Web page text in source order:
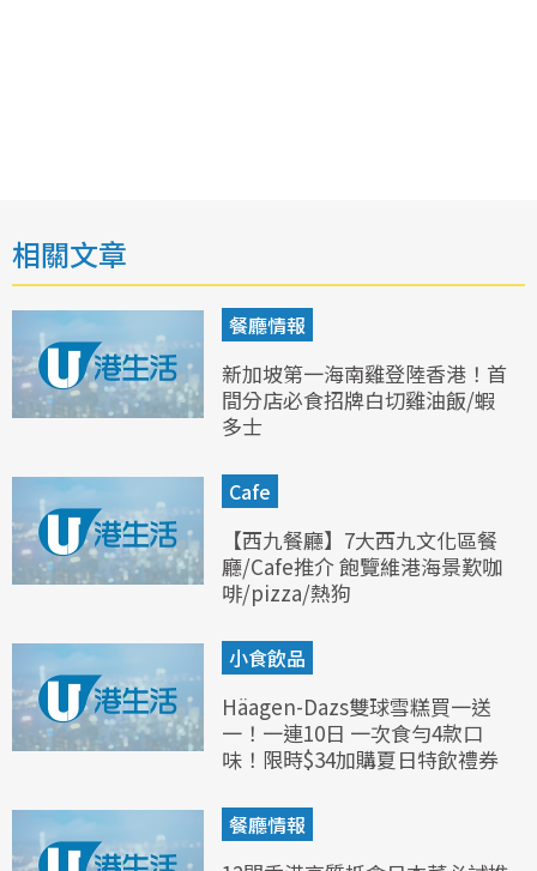
相關文章
餐廳情報
新加坡第一海南雞登陸香港！首
間分店必食招牌白切雞油飯/蝦
多士
Cafe
【西九餐廳】7大西九文化區餐
廳/Cafe推介 飽覽維港海景歎咖
啡/pizza/熱狗
小食飲品
Häagen-Dazs雙球雪糕買一送
一！一連10日 一次食勻4款口
味！限時$34加購夏日特飲禮券
餐廳情報